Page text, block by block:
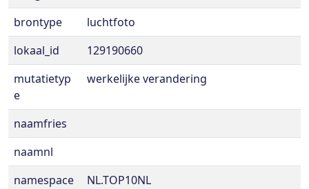
brontype
luchtfoto
lokaal_id
129190660
mutatietyp
e
werkelijke verandering
naamfries
naamnl
namespace
NL.TOP10NL